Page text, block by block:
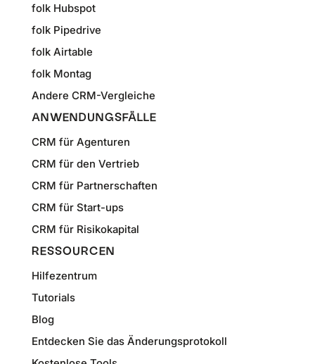
folk Hubspot
folk Pipedrive
folk Airtable
folk Montag
Andere CRM-Vergleiche
ANWENDUNGSFÄLLE
CRM für Agenturen
CRM für den Vertrieb
CRM für Partnerschaften
CRM für Start-ups
CRM für Risikokapital
RESSOURCEN
Hilfezentrum
Tutorials
Blog
Entdecken Sie das Änderungsprotokoll